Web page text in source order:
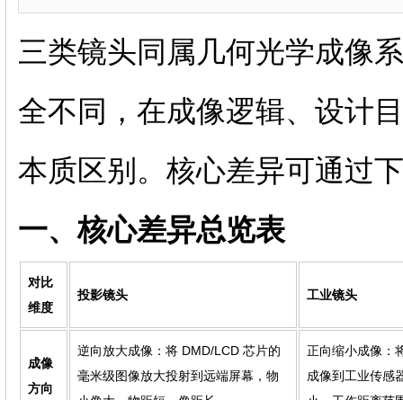
三类镜头同属几何光学成像
全不同，在成像逻辑、设计
本质区别。核心差异可通过
一、核心差异总览表
对比
维度
投影镜头 工业镜头
成像
方向
逆向放大成像：将 DMD/LCD 芯片的
毫米级图像放大投射到远端屏幕，物
正向缩小成像：
成像到工业传感